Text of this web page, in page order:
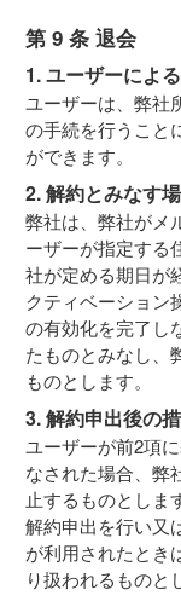
第 9 条 退会
1. ユーザーによ
ユーザーは、弊社
の手続を行うこと
ができます。
2. 解約とみなす
弊社は、弊社がメ
ーザーが指定する
社が定める期日が
クティベーション
の有効化を完了し
たものとみなし、
ものとします。
3. 解約申出後の
ユーザーが前2項
なされた場合、弊
止するものとしま
解約申出を行い又
が利用されたとき
り扱われるものと